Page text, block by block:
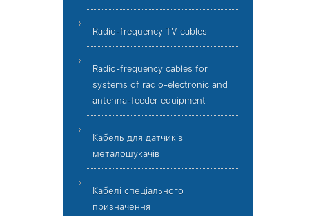
Radio-frequency TV cables
Radio-frequency cables for
systems of radio-electronic and
antenna-feeder equipment
Кабель для датчиків
металошукачів
Кабелі спеціального
призначення